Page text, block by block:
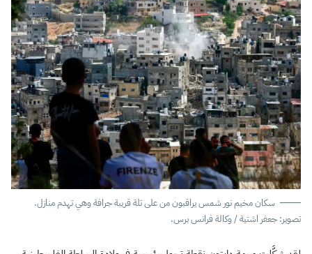
سكان مخيم نور شمس يراقبون من على تلة قريبة جرافة وهي تهدم منازل.
تصوير: جعفر اشتية / وكالة فرانس برس.